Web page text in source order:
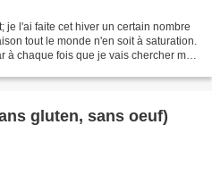
je l'ai faite cet hiver un certain nombre
tout le monde n'en soit à saturation.
à chaque fois que je vais chercher mes
gluten, sans oeuf)